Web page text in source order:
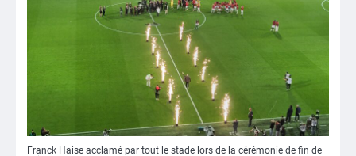
Franck Haise acclamé par tout le stade lors de la cérémonie de fin de